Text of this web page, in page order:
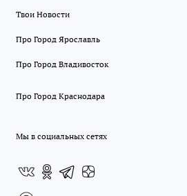
Твои Новости
Про Город Ярославль
Про Город Владивосток
Про Город Краснодара
Мы в социальных сетях